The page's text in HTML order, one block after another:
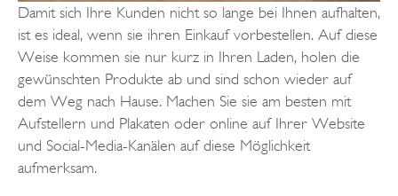
Damit sich Ihre Kunden nicht so lange bei Ihnen aufhalten,
ist es ideal, wenn sie ihren Einkauf vorbestellen. Auf diese
Weise kommen sie nur kurz in Ihren Laden, holen die
gewünschten Produkte ab und sind schon wieder auf
dem Weg nach Hause. Machen Sie sie am besten mit
Aufstellern und Plakaten oder online auf Ihrer Website
und Social-Media-Kanälen auf diese Möglichkeit
aufmerksam.